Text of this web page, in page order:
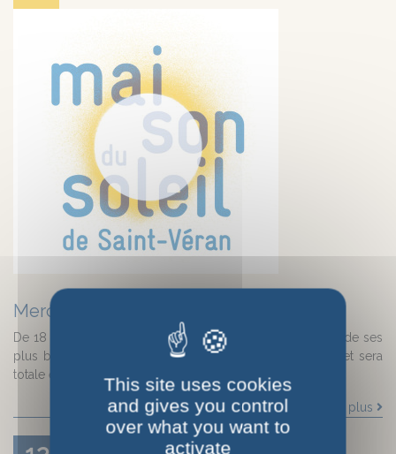
Mercredi 12 aout 2026 : eclipse solaire
De 18 h eures à 21 heures "Ce soir, le ciel nous offre l'un de ses
plus beaux spectacles. Une éclipse solaire se produira et sera
totale en Espagne. Depuis le Queyras, nous aurons [...]
En savoir plus
This site uses cookies
and gives you control
over what you want to
activate